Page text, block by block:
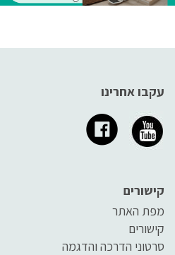
עקבו אחרינו
קישורים
מפת האתר
קישורים
סרטוני הדרכה והדגמה